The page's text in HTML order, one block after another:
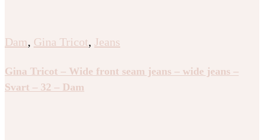
Dam, Gina Tricot, Jeans
Gina Tricot – Wide front seam jeans – wide jeans –
Svart – 32 – Dam